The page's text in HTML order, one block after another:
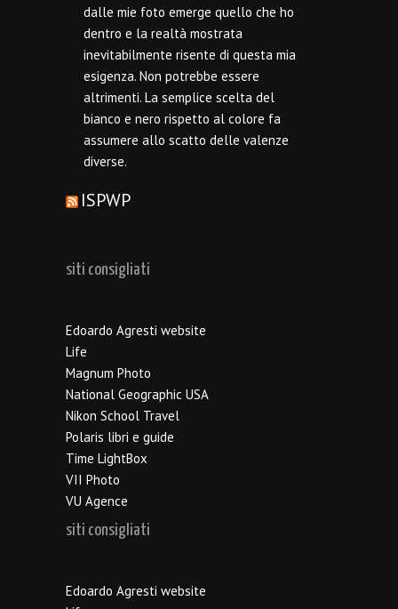
dalle mie foto emerge quello che ho
dentro e la realtà mostrata
inevitabilmente risente di questa mia
esigenza. Non potrebbe essere
altrimenti. La semplice scelta del
bianco e nero rispetto al colore fa
assumere allo scatto delle valenze
diverse.
ISPWP
siti consigliati
Edoardo Agresti website
Life
Magnum Photo
National Geographic USA
Nikon School Travel
Polaris libri e guide
Time LightBox
VII Photo
VU Agence
siti consigliati
Edoardo Agresti website